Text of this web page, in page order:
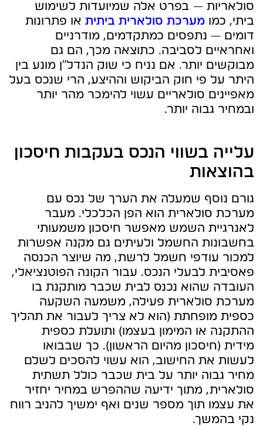
סולאריות — בפרט אלה שמיועדות לשימוש
ביתי, כמו מערכת סולארית ביתית או פתרונות
דומים — נתפסים כמתקדמים, מודרניים
ואחראיים לסביבה. כתוצאה מכך, הם גם
מבוקשים יותר. אם נניח כי שוק הנדל"ן מונע בין
היתר על פי חוק הביקוש וההיצע, הרי שנכס בעל
מאפיינים סולאריים עשוי להימכר מהר יותר
ובמחיר גבוה יותר.
עלייה בשווי הנכס בעקבות חיסכון
בהוצאות
גורם נוסף שמעלה את הערך של נכס עם
מערכת סולארית הוא הפן הכלכלי. מעבר
לאנרגיית השמש מאפשר חיסכון משמעותי
בחשבונות החשמל ולעיתים גם מקנה אפשרות
למכור עודפי חשמל לרשת, מה שיוצר הכנסה
פאסיבית לבעלי הנכס. עבור הקונה הפוטנציאלי,
העובדה שהוא נכנס לבית שכבר מותקנת בו
מערכת סולארית פעילה, משמעה השקעה
כספית מופחתת (הוא לא צריך לעבור את תהליך
ההתקנה או המימון בעצמו) ותועלת כספית
מידית (חיסכון מהיום הראשון). כך שבבואו
לעשות את החישוב, הוא עשוי להסכים לשלם
מחיר גבוה יותר על בית שכבר כולל תשתית
סולארית, מתוך ידיעה שההפרש במחיר יחזיר
את עצמו תוך מספר שנים ואף ימשיך להניב רווח
נקי בהמשך.